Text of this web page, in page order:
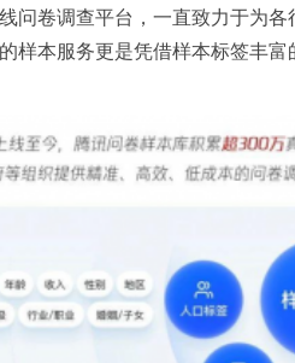
问卷调查平台，一直致力于为
样本服务更是凭借样本标签丰